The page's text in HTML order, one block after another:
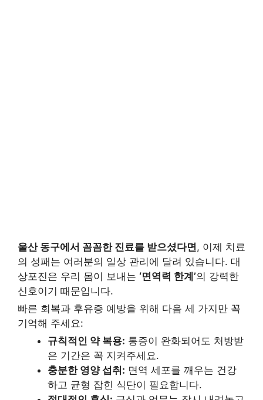
울산 동구에서 꼼꼼한 진료를 받으셨다면, 이제 치료
의 성패는 여러분의 일상 관리에 달려 있습니다. 대
상포진은 우리 몸이 보내는 ‘면역력 한계’의 강력한
신호이기 때문입니다.
빠른 회복과 후유증 예방을 위해 다음 세 가지만 꼭
기억해 주세요:
규칙적인 약 복용: 통증이 완화되어도 처방받
은 기간은 꼭 지켜주세요.
충분한 영양 섭취: 면역 세포를 깨우는 건강
하고 균형 잡힌 식단이 필요합니다.